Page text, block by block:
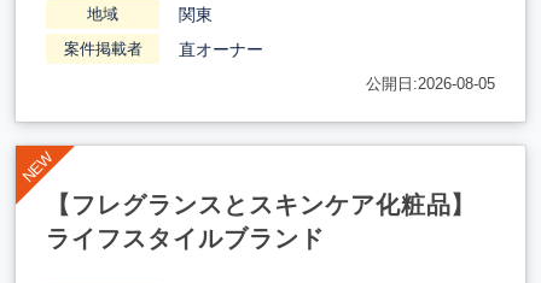
地域 関東
案件掲載者 直オーナー
公開日:2026-08-05
【フレグランスとスキンケア化粧品】
ライフスタイルブランド